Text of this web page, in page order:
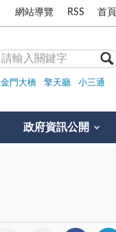
網站導覽 RSS 首頁
金門大橋 擎天廳 小三通
政府資訊公開